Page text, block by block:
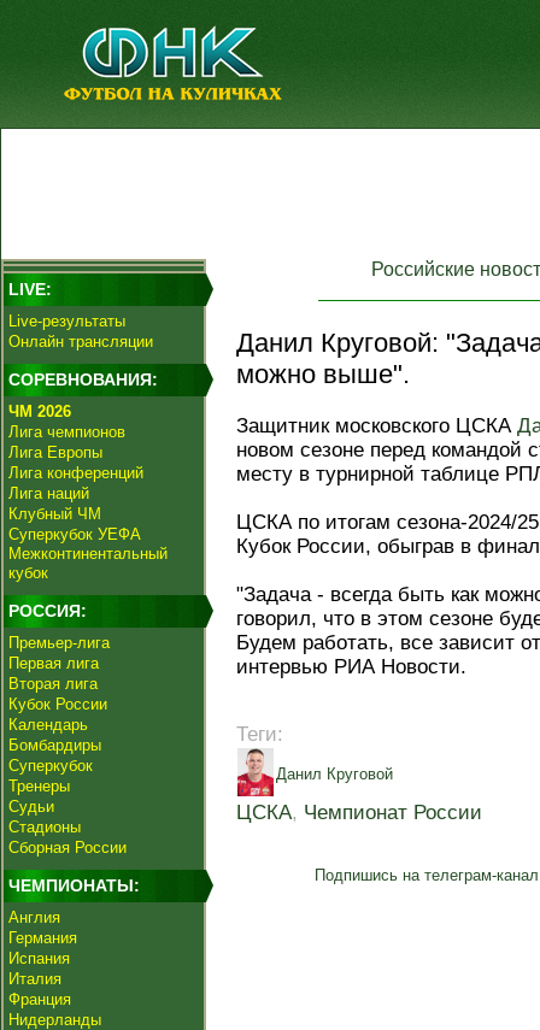
LIVE:
Live-результаты
Онлайн трансляции
СОРЕВНОВАНИЯ:
ЧМ 2026
Лига чемпионов
Лига Европы
Лига конференций
Лига наций
Клубный ЧМ
Суперкубок УЕФА
Межконтинентальный
кубок
РОССИЯ:
Премьер-лига
Первая лига
Вторая лига
Кубок России
Календарь
Бомбардиры
Суперкубок
Тренеры
Судьи
Стадионы
Сборная России
ЧЕМПИОНАТЫ:
Англия
Германия
Испания
Италия
Франция
Нидерланды
Российские
Данил Круговой:
можно выше".
Защитник московского ЦСКА
новом сезоне перед командой
месту в турнирной таблице
ЦСКА по итогам сезона-2024/
Кубок России, обыграв в
"Задача - всегда быть как
говорил, что в этом сезоне
Будем работать, все зависит
интервью РИА Новости.
Теги:
Данил Круговой
ЦСКА, Чемпионат России
Подпишись на телеграм-